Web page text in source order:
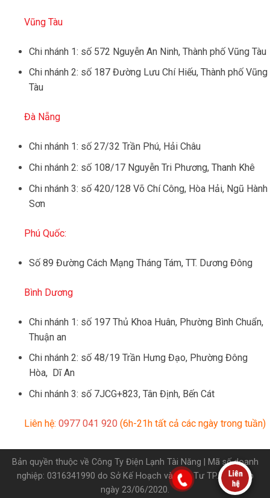
Vũng Tàu
Chi nhánh 1: số 572 Nguyễn An Ninh, Thành phố Vũng Tàu
Chi nhánh 2: số 187 Đường Lưu Chí Hiếu, Thành phố Vũng
Tàu
Đà Nẵng
Chi nhánh 1: số 27/32 Trần Phú, Hải Châu
Chi nhánh 2: số 108/17 Nguyễn Tri Phương, Thanh Khê
Chi nhánh 3: số 420/128 Võ Chí Công, Hòa Hải, Ngũ Hành
Sơn
Phú Quốc:
Số 89 Đường Cách Mạng Tháng Tám, TT. Dương Đông
Bình Dương
Chi nhánh 1: số 197 Thủ Khoa Huân, Phường Bình Chuẩn,
Thuận an
Chi nhánh 2: số 48/19 Trần Hưng Đạo, Phường Đông
Hòa, Dĩ An
Chi nhánh 3: số 7JCG+823, Tân Định, Bến Cát
Liên hệ: 0977 041 920 (6h-21h tất cả các ngày trong tuần)
Bản quyền thuộc về Công Ty Điện Lạnh Tài Năng | Mã số doanh
nghiệp: 0316341990 do Sở Kế Hoạch và Đầu Tư TP.HCM cấp
ngày 23/06/2020.